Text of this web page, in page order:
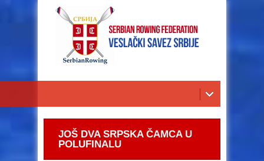
JOŠ DVA SRPSKA ČAMCA U
POLUFINALU